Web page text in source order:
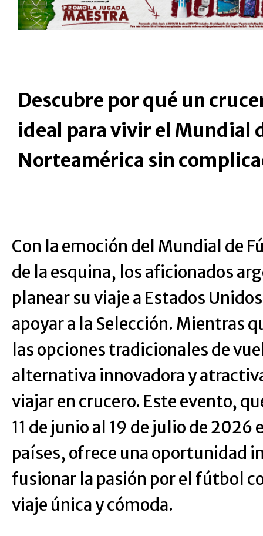
Descubre por qué un
ideal para vivir el Mundial
Norteamérica sin
Con la emoción del Mundial de
de la esquina, los aficionados
planear su viaje a Estados
apoyar a la Selección. Mientras
las opciones tradicionales de
alternativa innovadora y
viajar en crucero. Este evento,
11 de junio al 19 de julio de 2026
países, ofrece una oportunidad
fusionar la pasión por el fútbol
viaje única y cómoda.